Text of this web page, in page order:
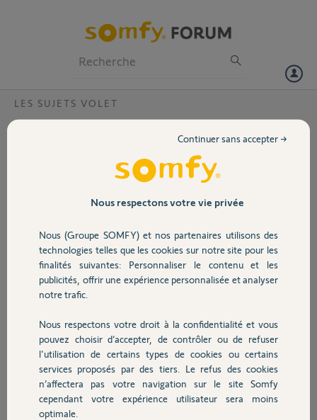
Volet
Sécurité
Domotique
Chauffage
Autres produits
LES SUJETS VOLET
Attente validation de l´inscription
Bonjour j’ai fait mon inscription sur l’application somfy connexoon
hier vers 17h30, tous c’est bien passé et j’ai toujours pas reçu de mail
de confirmation pour pouvoir accéder à mon application . Est-ce
Alexandre J.
il y a plus de 8 ans
Participer au fil de discussion
Réponses
Bonjour Alexandre
laissez ici le PIN de votre box et attendez le retour d'un Yellow.
Bonne journée !
Nous respectons votre vie privée
Nous (Groupe SOMFY) et nos partenaires utilisons des
technologies telles que les cookies sur notre site pour les
finalités suivantes: Personnaliser le contenu et les
publicités, offrir une expérience personnalisée et analyser
notre trafic.
Nous respectons votre droit à la confidentialité et vous
pouvez choisir d’accepter, de contrôler ou de refuser
l'utilisation de certains types de cookies ou certains
services proposés par des tiers. Le refus des cookies
n’affectera pas votre navigation sur le site Somfy
cependant votre expérience utilisateur sera moins
optimale.
Continuer sans accepter →